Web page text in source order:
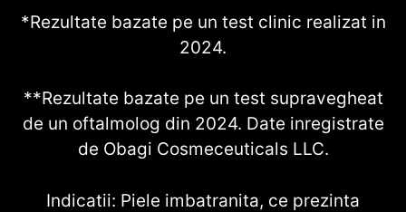
*Rezultate bazate pe un test clinic realizat in
2024.
**Rezultate bazate pe un test supravegheat
de un oftalmolog din 2024. Date inregistrate
de Obagi Cosmeceuticals LLC.
Indicatii: Piele imbatranita, ce prezinta